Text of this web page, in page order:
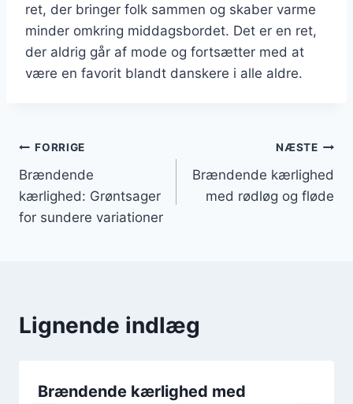
ret, der bringer folk sammen og skaber varme
minder omkring middagsbordet. Det er en ret,
der aldrig går af mode og fortsætter med at
være en favorit blandt danskere i alle aldre.
Indlægsnavigation
FORRIGE
Brændende
kærlighed: Grøntsager
for sundere variationer
NÆSTE
Brændende kærlighed
med rødløg og fløde
Lignende indlæg
Brændende kærlighed med